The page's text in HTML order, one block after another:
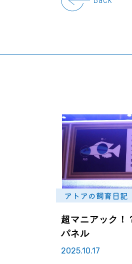
アトアの飼育日記
超マニアック！
パネル
2025.10.17